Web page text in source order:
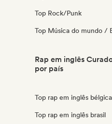
Top Rock/Punk
Top Música do mundo /
Rap em inglês
por país
Top rap em inglês bélgica
Top rap em inglês brasil